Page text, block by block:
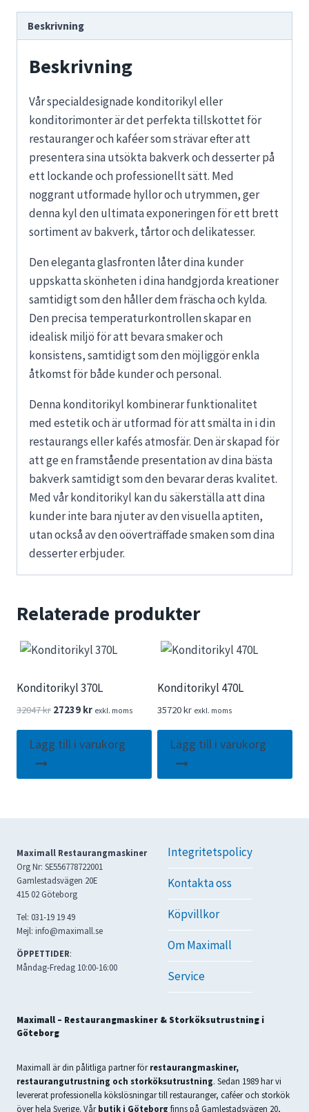
Beskrivning
Beskrivning
Vår specialdesignade konditorikyl eller
konditorimonter är det perfekta tillskottet för
restauranger och kaféer som strävar efter att
presentera sina utsökta bakverk och desserter på
ett lockande och professionellt sätt. Med
noggrant utformade hyllor och utrymmen, ger
denna kyl den ultimata exponeringen för ett brett
sortiment av bakverk, tårtor och delikatesser.
Den eleganta glasfronten låter dina kunder
uppskatta skönheten i dina handgjorda kreationer
samtidigt som den håller dem fräscha och kylda.
Den precisa temperaturkontrollen skapar en
idealisk miljö för att bevara smaker och
konsistens, samtidigt som den möjliggör enkla
åtkomst för både kunder och personal.
Denna konditorikyl kombinerar funktionalitet
med estetik och är utformad för att smälta in i din
restaurangs eller kafés atmosfär. Den är skapad för
att ge en framstående presentation av dina bästa
bakverk samtidigt som den bevarar deras kvalitet.
Med vår konditorikyl kan du säkerställa att dina
kunder inte bara njuter av den visuella aptiten,
utan också av den oöverträffade smaken som dina
desserter erbjuder.
Relaterade produkter
Konditorikyl 370L
32047kr Det
priset
27239 krDet
priset
exkl. moms
Lägg till i varukorg
Konditorikyl 470L
35720kr exkl. moms
Lägg till i varukorg
Maximall Restaurangmaskiner
Org Nr: SE556778722001
Gamlestadsvägen 20E
415 02 Göteborg
Tel: 031-19 19 49
Mejl: info@maximall.se
ÖPPETTIDER:
Måndag-Fredag 10:00-16:00
Integritetspolicy
Kontakta oss
Köpvillkor
Om Maximall
Service
Maximall – Restaurangmaskiner & Storköksutrustning i
Göteborg
Maximall är din pålitliga partner förrestaurangmaskiner,
restaurangutrustning och storköksutrustning. Sedan 1989 har vi
levererat professionella kökslösningar till restauranger, caféer och storkök
över hela Sverige. Vårbutik i Göteborg finns på Gamlestadsvägen 20,